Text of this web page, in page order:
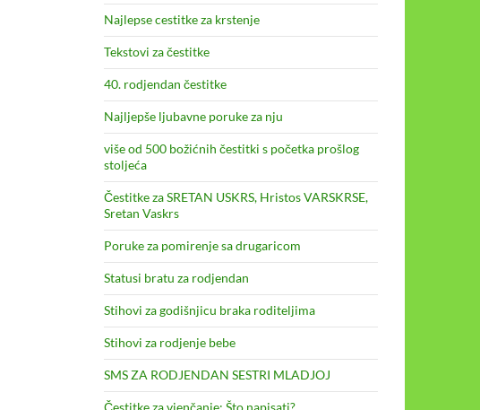
Najlepse cestitke za krstenje
Tekstovi za čestitke
40. rodjendan čestitke
Najljepše ljubavne poruke za nju
više od 500 božićnih čestitki s početka prošlog
stoljeća
Čestitke za SRETAN USKRS, Hristos VARSKRSE,
Sretan Vaskrs
Poruke za pomirenje sa drugaricom
Statusi bratu za rodjendan
Stihovi za godišnjicu braka roditeljima
Stihovi za rodjenje bebe
SMS ZA RODJENDAN SESTRI MLADJOJ